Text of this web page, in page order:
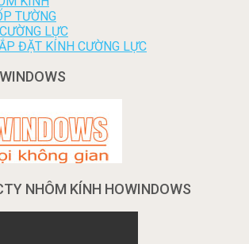
TƯỜNG
LỰC
ĐẶT KÍNH CƯỜNG LỰC
NHÔM KÍNH HOWINDOWS